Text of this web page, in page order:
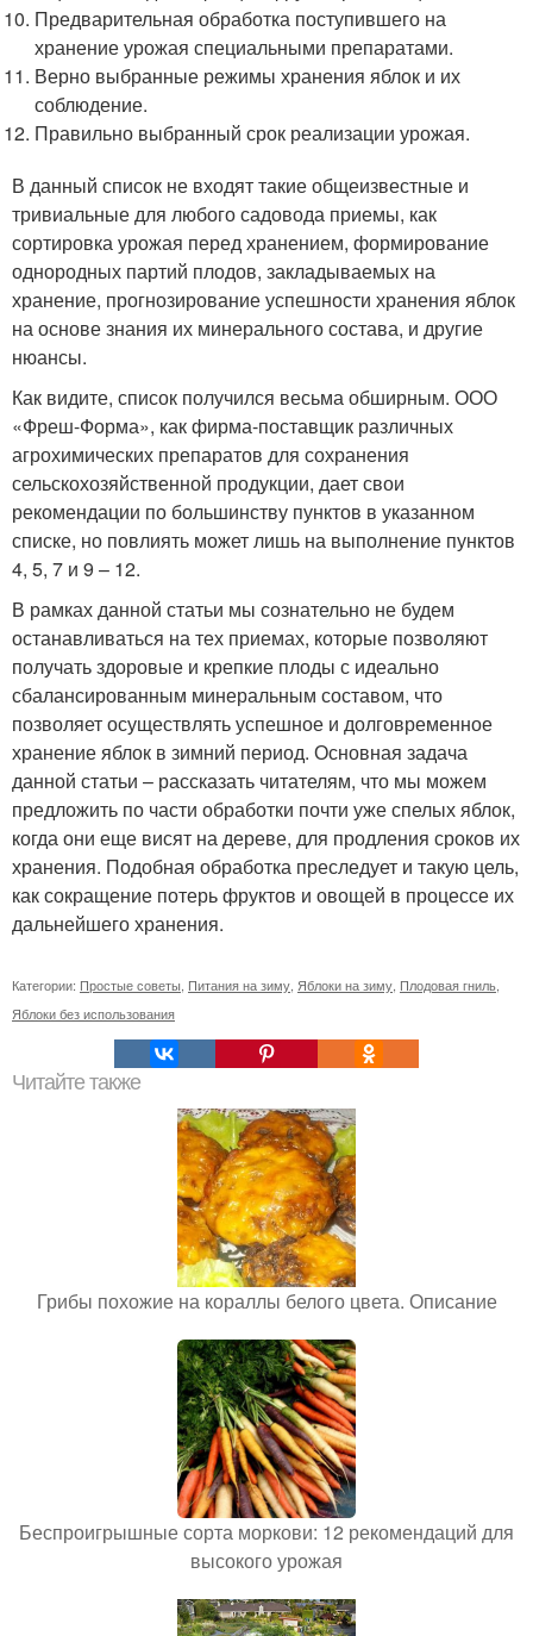
Предварительная обработка поступившего на
хранение урожая специальными препаратами.
Верно выбранные режимы хранения яблок и их
соблюдение.
Правильно выбранный срок реализации урожая.
В данный список не входят такие общеизвестные и
тривиальные для любого садовода приемы, как
сортировка урожая перед хранением, формирование
однородных партий плодов, закладываемых на
хранение, прогнозирование успешности хранения яблок
на основе знания их минерального состава, и другие
нюансы.
Как видите, список получился весьма обширным. ООО
«Фреш-Форма», как фирма-поставщик различных
агрохимических препаратов для сохранения
сельскохозяйственной продукции, дает свои
рекомендации по большинству пунктов в указанном
списке, но повлиять может лишь на выполнение пунктов
4, 5, 7 и 9 – 12.
В рамках данной статьи мы сознательно не будем
останавливаться на тех приемах, которые позволяют
получать здоровые и крепкие плоды с идеально
сбалансированным минеральным составом, что
позволяет осуществлять успешное и долговременное
хранение яблок в зимний период. Основная задача
данной статьи – рассказать читателям, что мы можем
предложить по части обработки почти уже спелых яблок,
когда они еще висят на дереве, для продления сроков их
хранения. Подобная обработка преследует и такую цель,
как сокращение потерь фруктов и овощей в процессе их
дальнейшего хранения.
Категории: Простые советы Питания на зиму Яблоки на зиму Плодовая гниль
Яблоки без использования
Читайте также
Грибы похожие на кораллы белого цвета. Описание
Беспроигрышные сорта моркови: 12 рекомендаций для
высокого урожая